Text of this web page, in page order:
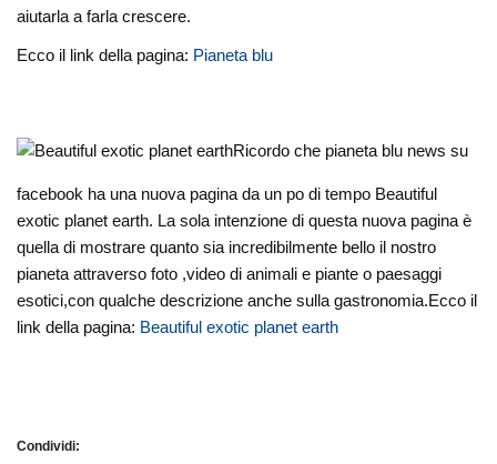
aiutarla a farla crescere.
Ecco il link della pagina: Pianeta blu
Ricordo che pianeta blu news su
facebook ha una nuova pagina da un po di tempo Beautiful
exotic planet earth. La sola intenzione di questa nuova pagina è
quella di mostrare quanto sia incredibilmente bello il nostro
pianeta attraverso foto ,video di animali e piante o paesaggi
esotici,con qualche descrizione anche sulla gastronomia.Ecco il
link della pagina: Beautiful exotic planet earth
Condividi: